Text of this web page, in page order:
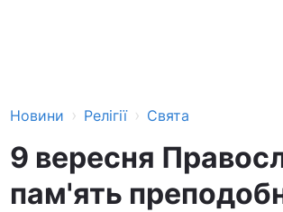
Новини › Релігії › Свята
9 вересня
пам'ять